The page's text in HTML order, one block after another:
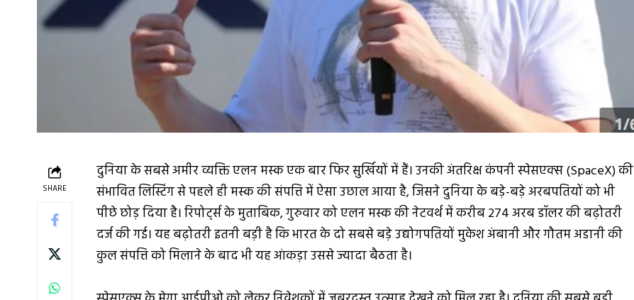
SHARE
दुनिया के सबसे अमीर व्यक्ति एलन मस्क एक बार फिर सुर्खियों में हैं। उनकी अंतरिक्ष कंपनी स्पेसएक्स (SpaceX) की
संभावित लिस्टिंग से पहले ही मस्क की संपत्ति में ऐसा उछाल आया है, जिसने दुनिया के बड़े-बड़े अरबपतियों को भी
पीछे छोड़ दिया है। रिपोर्ट्स के मुताबिक, गुरुवार को एलन मस्क की नेटवर्थ में करीब 274 अरब डॉलर की बढ़ोतरी
दर्ज की गई। यह बढ़ोतरी इतनी बड़ी है कि भारत के दो सबसे बड़े उद्योगपतियों मुकेश अंबानी और गौतम अडानी की
कुल संपत्ति को मिलाने के बाद भी यह आंकड़ा उससे ज्यादा बैठता है।